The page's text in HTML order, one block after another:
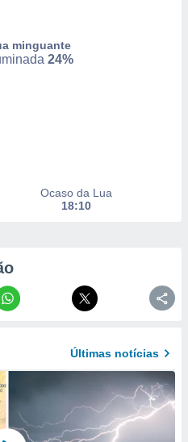
minguante
24%
Ocaso da Lua
18:10
Últimas notícias